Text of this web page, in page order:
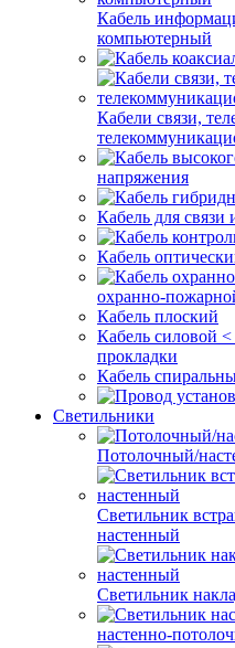
Кабель
компьютерный
Кабели связи,
напряжения
Кабель для
Кабель
охранно-
Кабель плоский
Кабель силовой
прокладки
Кабель
Светильники
Потолочный/
Светильник
настенный
Светильник
настенно-